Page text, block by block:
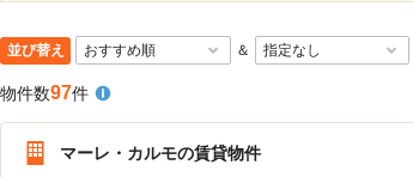
並び替え ＆
物件数97件
マーレ・カルモの賃貸物件